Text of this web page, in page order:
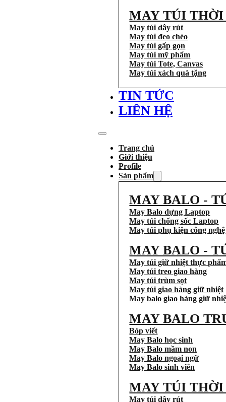
MAY TÚI
May túi dây rút
May túi đeo chéo
May túi gấp gọn
May túi mỹ phẩm
May túi Tote, Canvas
May túi xách quà tặng
TIN TỨC
LIÊN HỆ
Trang chủ
Giới thiệu
Profile
Sản phẩm
MAY BALO -
May Balo dựng Laptop
May túi chống sốc Laptop
May túi phụ kiện công nghệ
MAY BALO -
May túi giữ nhiệt thực
May túi treo giao hàng
May túi trùm sọt
May túi giao hàng giữ nhiệt
May balo giao hàng giữ
MAY BALO
Bóp viết
May Balo học sinh
May Balo mầm non
May Balo ngoại ngữ
May Balo sinh viên
MAY TÚI
May túi dây rút